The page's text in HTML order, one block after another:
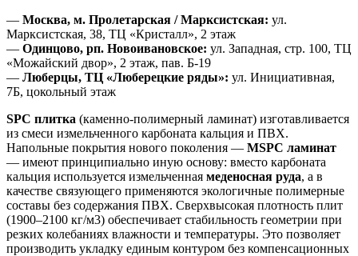
— Москва, м. Пролетарская / Марксистская: ул.
Марксистская, 38, ТЦ «Кристалл», 2 этаж
— Одинцово, рп. Новоивановское: ул. Западная, стр. 100, ТЦ
«Можайский двор», 2 этаж, пав. Б-19
— Люберцы, ТЦ «Люберецкие ряды»: ул. Инициативная,
7Б, цокольный этаж
SPC плитка (каменно-полимерный ламинат) изготавливается
из смеси измельченного карбоната кальция и ПВХ.
Напольные покрытия нового поколения — MSPC ламинат
— имеют принципиально иную основу: вместо карбоната
кальция используется измельченная меденосная руда, а в
качестве связующего применяются экологичные полимерные
составы без содержания ПВХ. Сверхвысокая плотность плит
(1900–2100 кг/м3) обеспечивает стабильность геометрии при
резких колебаниях влажности и температуры. Это позволяет
производить укладку единым контуром без компенсационных